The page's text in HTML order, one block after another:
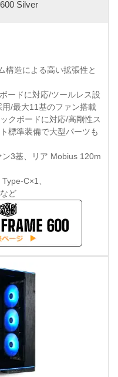
Silver
構造による高い拡張性と
ードに対応/ツールレス設
/最大11基のファン搭載
クボードに対応/高剛性ス
標準装備で大型パーツも
3基、リア Mobius 120m
C×1、
ど